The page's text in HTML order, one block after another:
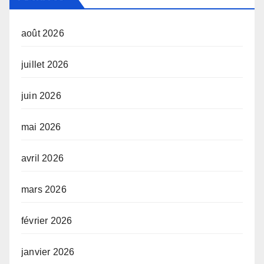
août 2026
juillet 2026
juin 2026
mai 2026
avril 2026
mars 2026
février 2026
janvier 2026